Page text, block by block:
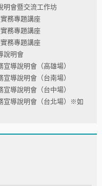
明會暨交流工作坊
務專題講座
務專題講座
務專題講座
說明會
導說明會（高雄場）
導說明會（台南場）
導說明會（台中場）
宣導說明會（台北場）※如